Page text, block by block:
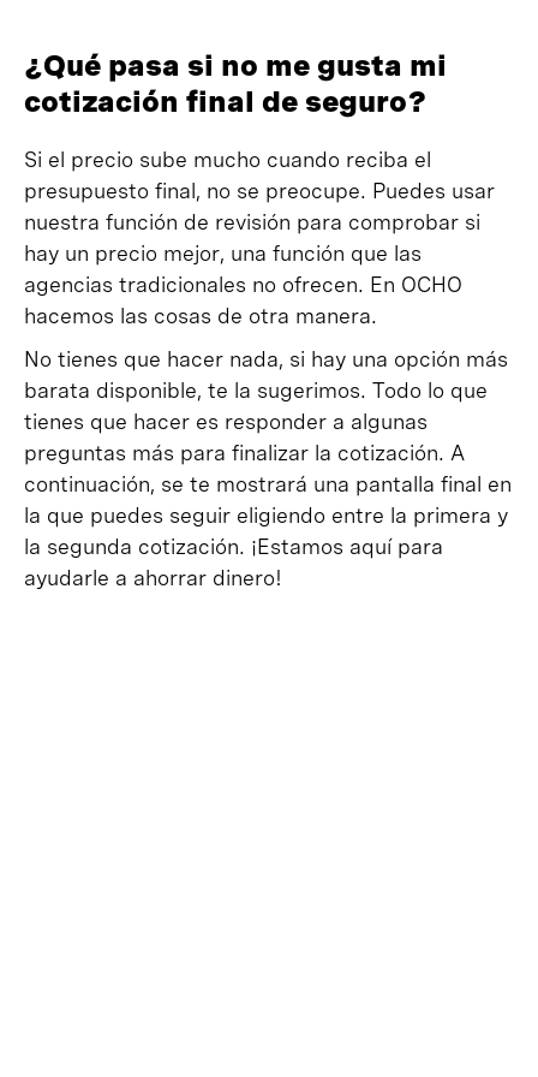
¿Qué pasa si no me gusta mi
cotización final de seguro?
Si el precio sube mucho cuando reciba el
presupuesto final, no se preocupe. Puedes usar
nuestra función de revisión para comprobar si
hay un precio mejor, una función que las
agencias tradicionales no ofrecen. En OCHO
hacemos las cosas de otra manera.
No tienes que hacer nada, si hay una opción más
barata disponible, te la sugerimos. Todo lo que
tienes que hacer es responder a algunas
preguntas más para finalizar la cotización. A
continuación, se te mostrará una pantalla final en
la que puedes seguir eligiendo entre la primera y
la segunda cotización. ¡Estamos aquí para
ayudarle a ahorrar dinero!